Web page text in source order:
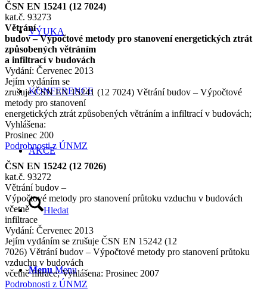
VÝUKA
KONFERENCE
AKCE
Hledat
Menu Menu
ČSN EN 15241 (12 7024)
kat.č. 93273
Větrání
budov – Výpočtové metody pro stanovení energetických ztrát
způsobených větráním
a infiltrací v budovách
Vydání: Červenec 2013
Jejím vydáním se
zrušuje ČSN EN 15241 (12 7024) Větrání budov – Výpočtové
metody pro stanovení
energetických ztrát způsobených větráním a infiltrací v budovách;
Vyhlášena:
Prosinec 200
Podrobnosti z ÚNMZ
ČSN EN 15242 (12 7026)
kat.č. 93272
Větrání budov –
Výpočtové metody pro stanovení průtoku vzduchu v budovách
včetně
infiltrace
Vydání: Červenec 2013
Jejím vydáním se zrušuje ČSN EN 15242 (12
7026) Větrání budov – Výpočtové metody pro stanovení průtoku
vzduchu v budovách
včetně filtrace; Vyhlášena: Prosinec 2007
Podrobnosti z ÚNMZ